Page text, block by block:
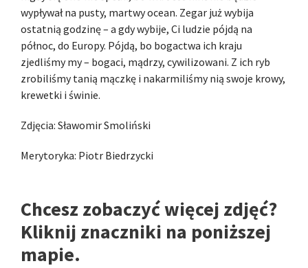
wypływał na pusty, martwy ocean. Zegar już wybija
ostatnią godzinę – a gdy wybije, Ci ludzie pójdą na
północ, do Europy. Pójdą, bo bogactwa ich kraju
zjedliśmy my – bogaci, mądrzy, cywilizowani. Z ich ryb
zrobiliśmy tanią mączkę i nakarmiliśmy nią swoje krowy,
krewetki i świnie.
Zdjęcia: Sławomir Smoliński
Merytoryka: Piotr Biedrzycki
Chcesz zobaczyć więcej zdjęć?
Kliknij znaczniki na poniższej
mapie.